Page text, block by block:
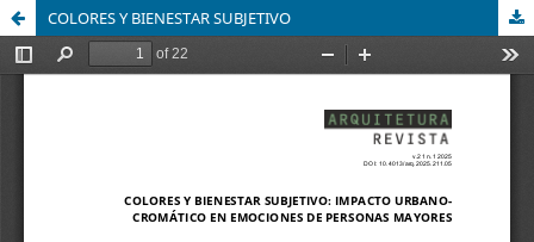
COLORES Y BIENESTAR SUBJETIVO